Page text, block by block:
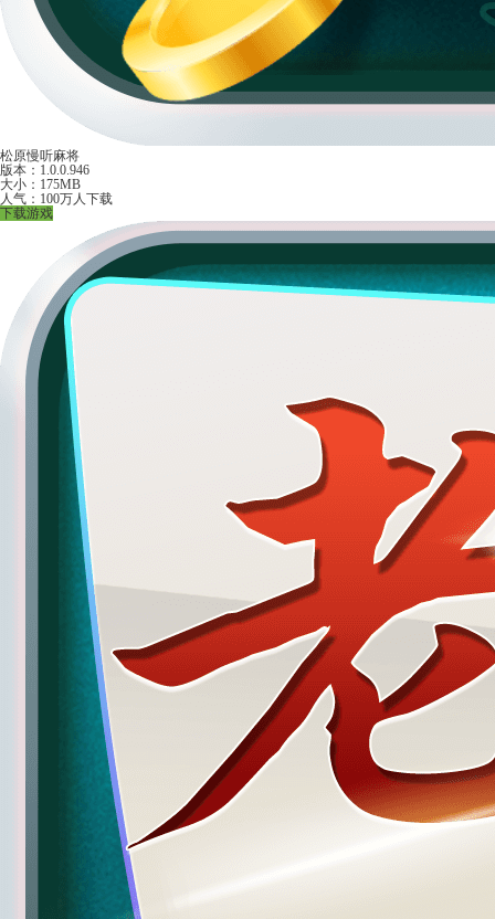
松原慢听麻将
版本：1.0.0.946
大小：175MB
人气：100万人下载
下载游戏